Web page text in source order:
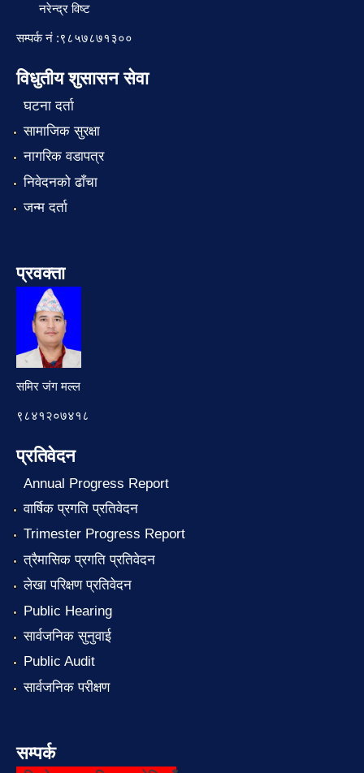
नरेन्द्र विष्ट
सम्पर्क नं :९८५७८७१३००
विधुतीय शुसासन सेवा
घटना दर्ता
सामाजिक सुरक्षा
नागरिक वडापत्र
निवेदनको ढाँचा
जन्म दर्ता
प्रवक्ता
समिर जंग मल्ल
९८४१२०७४१८
प्रतिवेदन
Annual Progress Report
वार्षिक प्रगति प्रतिवेदन
Trimester Progress Report
त्रैमासिक प्रगति प्रतिवेदन
लेखा परिक्षण प्रतिवेदन
Public Hearing
सार्वजनिक सुनुवाई
Public Audit
सार्वजनिक परीक्षण
सम्पर्क